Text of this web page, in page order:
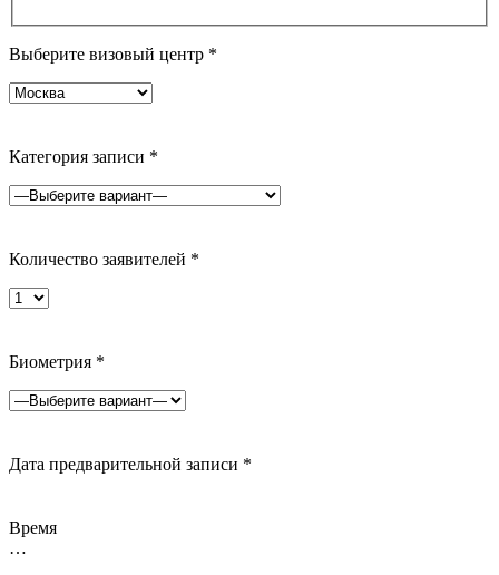
Выберите визовый центр *
Категория записи *
Количество заявителей *
Биометрия *
Дата предварительной записи *
Время
…